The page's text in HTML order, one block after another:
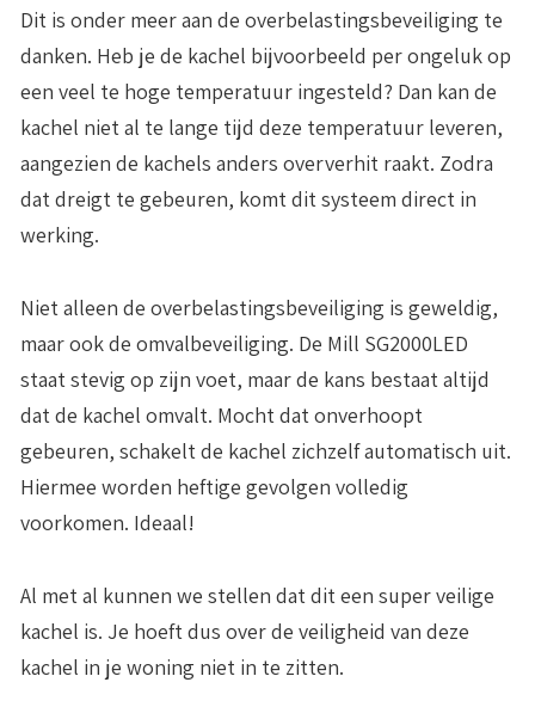
Dit is onder meer aan de overbelastingsbeveiliging te
danken. Heb je de kachel bijvoorbeeld per ongeluk op
een veel te hoge temperatuur ingesteld? Dan kan de
kachel niet al te lange tijd deze temperatuur leveren,
aangezien de kachels anders oververhit raakt. Zodra
dat dreigt te gebeuren, komt dit systeem direct in
werking.
Niet alleen de overbelastingsbeveiliging is geweldig,
maar ook de omvalbeveiliging. De Mill SG2000LED
staat stevig op zijn voet, maar de kans bestaat altijd
dat de kachel omvalt. Mocht dat onverhoopt
gebeuren, schakelt de kachel zichzelf automatisch uit.
Hiermee worden heftige gevolgen volledig
voorkomen. Ideaal!
Al met al kunnen we stellen dat dit een super veilige
kachel is. Je hoeft dus over de veiligheid van deze
kachel in je woning niet in te zitten.